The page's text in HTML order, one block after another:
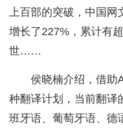
上百部的突破，中国网
增长了227%，累计有
世……
侯晓楠介绍，借助
种翻译计划，当前翻译
班牙语、葡萄牙语、德